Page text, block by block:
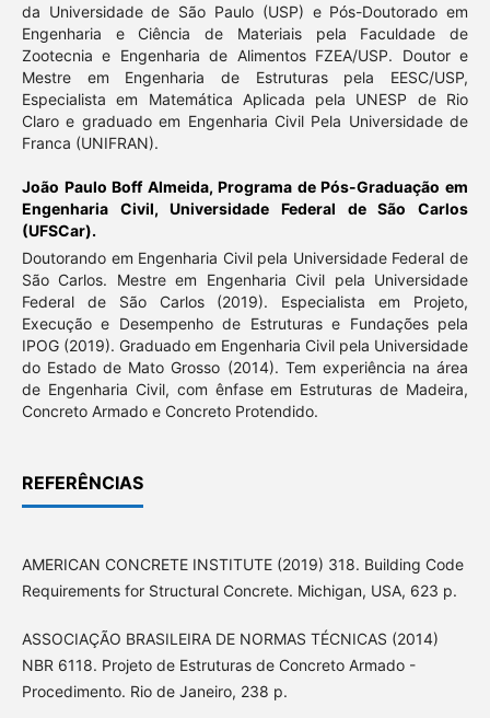
da Universidade de São Paulo (USP) e Pós-Doutorado em
Engenharia e Ciência de Materiais pela Faculdade de
Zootecnia e Engenharia de Alimentos FZEA/USP. Doutor e
Mestre em Engenharia de Estruturas pela EESC/USP,
Especialista em Matemática Aplicada pela UNESP de Rio
Claro e graduado em Engenharia Civil Pela Universidade de
Franca (UNIFRAN).
João Paulo Boff Almeida,Programa de Pós-Graduação em
Engenharia Civil, Universidade Federal de São Carlos
(UFSCar).
Doutorando em Engenharia Civil pela Universidade Federal de
São Carlos. Mestre em Engenharia Civil pela Universidade
Federal de São Carlos (2019). Especialista em Projeto,
Execução e Desempenho de Estruturas e Fundações pela
IPOG (2019). Graduado em Engenharia Civil pela Universidade
do Estado de Mato Grosso (2014). Tem experiência na área
de Engenharia Civil, com ênfase em Estruturas de Madeira,
Concreto Armado e Concreto Protendido.
REFERÊNCIAS
AMERICAN CONCRETE INSTITUTE (2019) 318. Building Code
Requirements for Structural Concrete. Michigan, USA, 623 p.
ASSOCIAÇÃO BRASILEIRA DE NORMAS TÉCNICAS (2014)
NBR 6118. Projeto de Estruturas de Concreto Armado -
Procedimento. Rio de Janeiro, 238 p.